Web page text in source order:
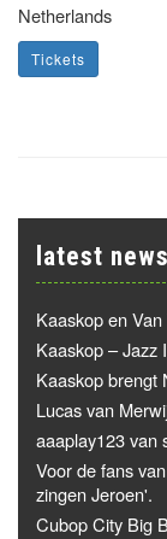
Netherlands
Tickets
latest news
Kaaskop en
Kaaskop – Jazz
Kaaskop brengt
Lucas van
aaaplay123 van
Voor de fans
zingen Jeroen'.
Cubop City Big